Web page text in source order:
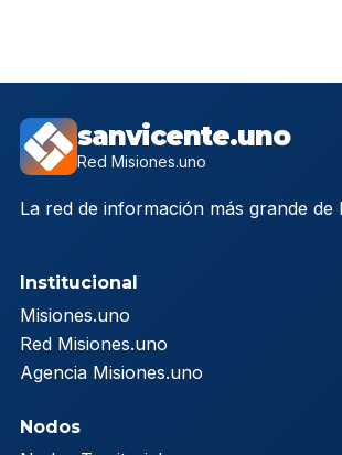
sanvicente.uno
Red Misiones.uno
La red de información más grande de
Institucional
Misiones.uno
Red Misiones.uno
Agencia Misiones.uno
Nodos